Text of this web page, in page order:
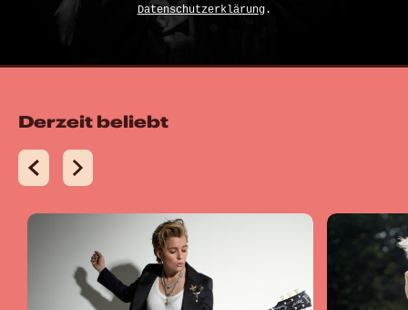
Datenschutzerklärung.
Derzeit beliebt